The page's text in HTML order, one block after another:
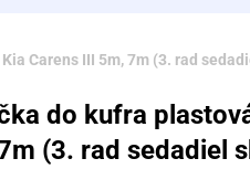
Carens III 5m, 7m (3. rad
do kufra
(3. rad sedadiel